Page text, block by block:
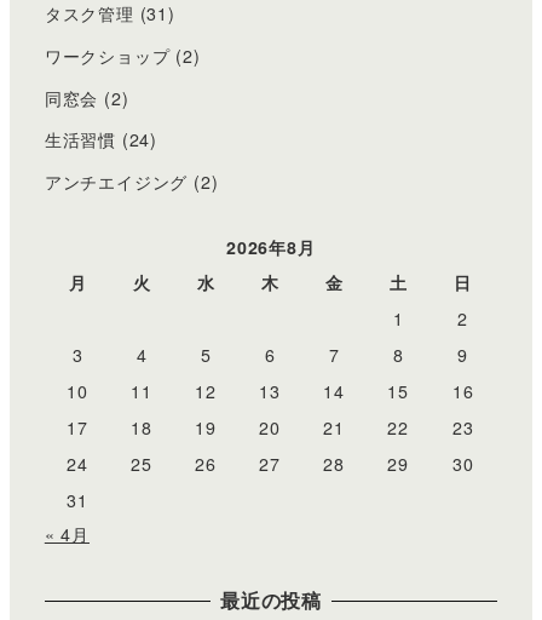
タスク管理 (31)
ワークショップ(2)
同窓会 (2)
生活習慣 (24)
アンチエイジング (2)
2026年8月
月
火 水 木 金 土
日
1
2
3
4 5 6 7 8
9
10
11 12 13 14 15
16
17
18 19 20 21 22
23
24
25 26 27 28 29
30
31
« 4月
最近の投稿